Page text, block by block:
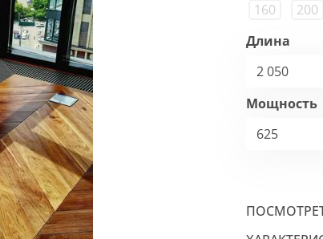
160
200
Длина
2 050
Мощность
625